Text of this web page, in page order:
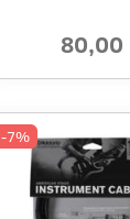
80,00
-7%